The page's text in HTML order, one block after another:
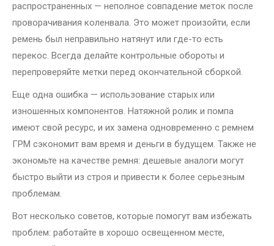
распространенных — неполное совпадение меток после
проворачивания коленвала. Это может произойти, если
ремень был неправильно натянут или где-то есть
перекос. Всегда делайте контрольные обороты и
перепроверяйте метки перед окончательной сборкой.
Еще одна ошибка — использование старых или
изношенных компонентов. Натяжной ролик и помпа
имеют свой ресурс, и их замена одновременно с ремнем
ГРМ сэкономит вам время и деньги в будущем. Также не
экономьте на качестве ремня: дешевые аналоги могут
быстро выйти из строя и привести к более серьезным
проблемам.
Вот несколько советов, которые помогут вам избежать
проблем: работайте в хорошо освещенном месте,